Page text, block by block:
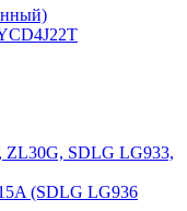
SDLG LG933,
(SDLG LG936